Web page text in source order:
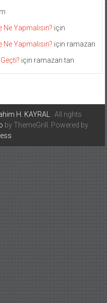
Yapmalısın? için
Yapmalısın? için ramazan
için ramazan tan
H. KAYRAL
. All rights
by ThemeGrill. Powered by